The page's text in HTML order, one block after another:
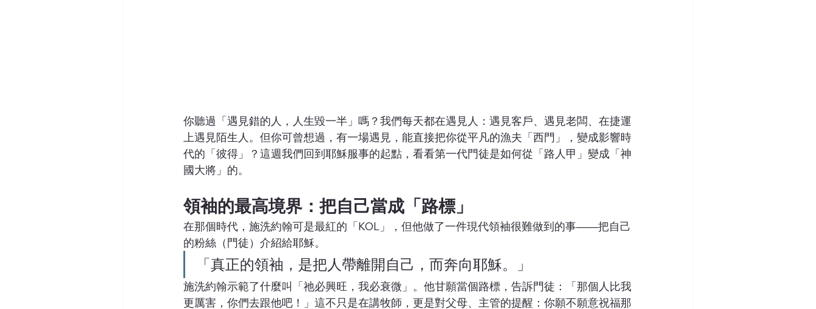
你聽過「遇見錯的人，人生毀一半」嗎？我們每天都在遇見人：遇見客戶、遇見老闆、在捷運
上遇見陌生人。但你可曾想過，有一場遇見，能直接把你從平凡的漁夫「西門」，變成影響時
代的「彼得」？這週我們回到耶穌服事的起點，看看第一代門徒是如何從「路人甲」變成「神
國大將」的。
領袖的最高境界：把自己當成「路標」
在那個時代，施洗約翰可是最紅的「KOL」，但他做了一件現代領袖很難做到的事——把自己
的粉絲（門徒）介紹給耶穌。
「真正的領袖，是把人帶離開自己，而奔向耶穌。」
施洗約翰示範了什麼叫「祂必興旺，我必衰微」。他甘願當個路標，告訴門徒：「那個人比我
更厲害，你們去跟他吧！」這不只是在講牧師，更是對父母、主管的提醒：你願不願意祝福那